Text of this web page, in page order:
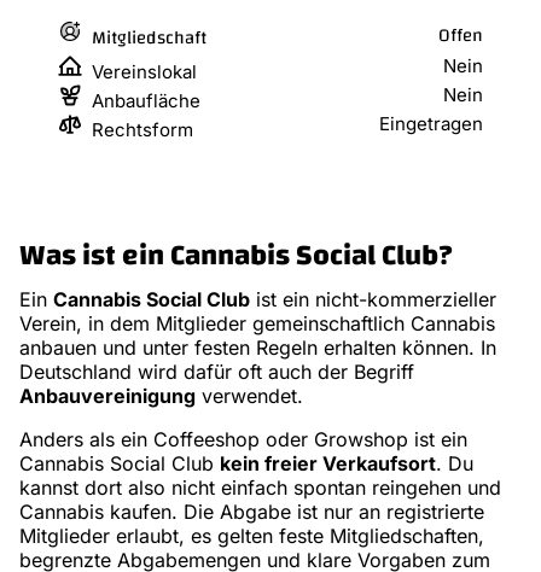
Mitgliedschaft Offen
Vereinslokal
Nein
Anbaufläche
Nein
Rechtsform
Eingetragen
Was ist ein Cannabis Social Club?
Ein Cannabis Social Club ist ein nicht-kommerzieller
Verein, in dem Mitglieder gemeinschaftlich Cannabis
anbauen und unter festen Regeln erhalten können. In
Deutschland wird dafür oft auch der Begriff
Anbauvereinigung verwendet.
Anders als ein Coffeeshop oder Growshop ist ein
Cannabis Social Club kein freier Verkaufsort. Du
kannst dort also nicht einfach spontan reingehen und
Cannabis kaufen. Die Abgabe ist nur an registrierte
Mitglieder erlaubt, es gelten feste Mitgliedschaften,
begrenzte Abgabemengen und klare Vorgaben zum